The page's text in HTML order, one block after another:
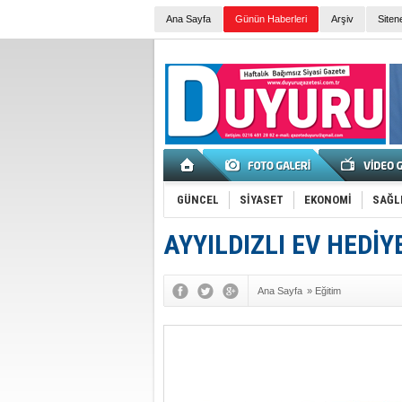
Ana Sayfa Günün Haberleri Arşiv
GÜNCEL SİYASET EKONOMİ
AYYILDIZLI EV
Ana Sayfa » Eğitim